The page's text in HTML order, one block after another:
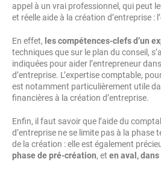
appel à un vrai professionnel, qui peut
et réelle aide à la création d’entreprise :
En effet, les compétences-clefs d’un
techniques que sur le plan du conseil,
indiquées pour aider l’entrepreneur
d’entreprise. L’expertise comptable,
est notamment particulièrement utile
financières à la création d’entreprise.
Enfin, il faut savoir que l’aide du
d’entreprise ne se limite pas à la
de la création : elle est également
phase de pré-création, et en aval,